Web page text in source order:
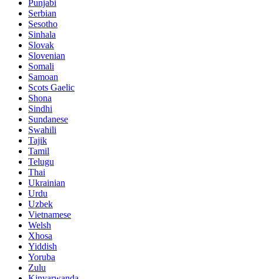
Punjabi
Serbian
Sesotho
Sinhala
Slovak
Slovenian
Somali
Samoan
Scots Gaelic
Shona
Sindhi
Sundanese
Swahili
Tajik
Tamil
Telugu
Thai
Ukrainian
Urdu
Uzbek
Vietnamese
Welsh
Xhosa
Yiddish
Yoruba
Zulu